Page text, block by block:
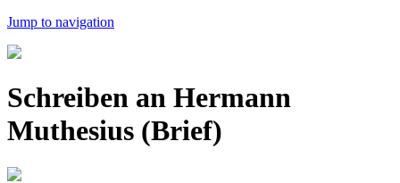
Jump to navigation
Schreiben an Hermann
Muthesius (Brief)